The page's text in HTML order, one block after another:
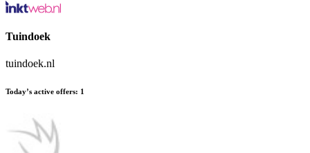
Tuindoek
tuindoek.nl
Today’s active offers: 1